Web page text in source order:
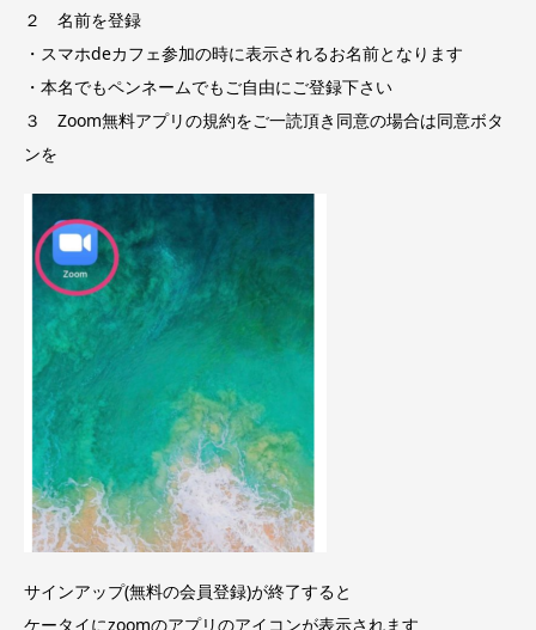
２ 名前を登録
・スマホdeカフェ参加の時に表示されるお名前となります
・本名でもペンネームでもご自由にご登録下さい
３ Zoom無料アプリの規約をご一読頂き同意の場合は同意ボタ
ンを
サインアップ(無料の会員登録)が終了すると
ケータイにzoomのアプリのアイコンが表示されます